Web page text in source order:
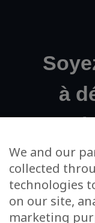
à
Votre adresse
J’accepte de
We and our
collected
technologies
on our site,
marketing